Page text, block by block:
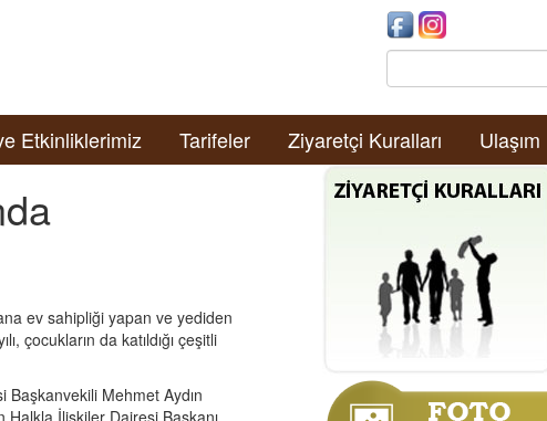
Search:
Etkinliklerimiz Tarifeler Ziyaretçi Kuralları Ulaşım
ev sahipliği yapan ve yediden
çocukların da katıldığı çeşitli
Başkanvekili Mehmet Aydın
Halkla İlişkiler Dairesi Başkanı